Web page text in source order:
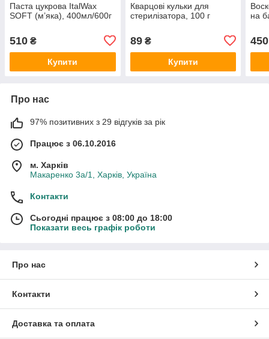
Паста цукрова ItalWax
SOFT (м’яка), 400мл/600г
510 ₴
Купити
Кварцові кульки для
стерилізатора, 100 г
89₴
Купити
на
450
Про нас
97% позитивних з 29 відгуків за рік
Працює з 06.10.2016
м. Харків
Макаренко 3а/1, Харків, Україна
Контакти
Сьогодні працює з 08:00 до 18:00
Показати весь графік роботи
Про нас
Контакти
Доставка та оплата